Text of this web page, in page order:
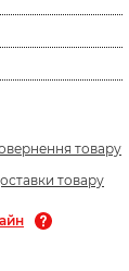
товару
товару